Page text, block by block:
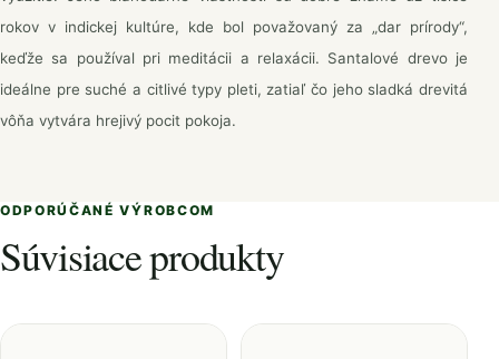
rokov v indickej kultúre, kde bol považovaný za „dar prírody“,
keďže sa používal pri meditácii a relaxácii. Santalové drevo je
ideálne pre suché a citlivé typy pleti, zatiaľ čo jeho sladká drevitá
vôňa vytvára hrejivý pocit pokoja.
ODPORÚČANÉ VÝROBCOM
Súvisiace produkty